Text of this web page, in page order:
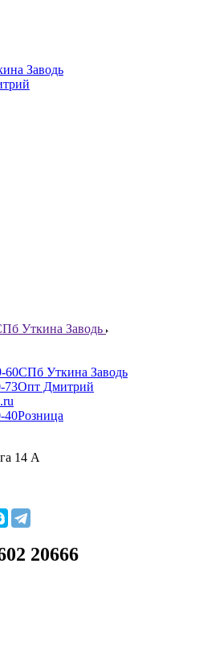
Заводь
Уткина Заводь
60СПб Уткина Заводь
73Опт Дмитрий
40Розница
14 А
20666